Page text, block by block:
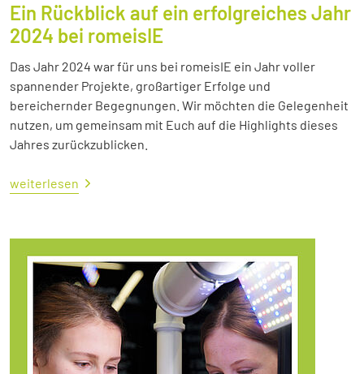
Ein Rückblick auf ein erfolgreiches Jahr
2024 bei romeisIE
Das Jahr 2024 war für uns bei romeisIE ein Jahr voller
spannender Projekte, großartiger Erfolge und
bereichernder Begegnungen. Wir möchten die Gelegenheit
nutzen, um gemeinsam mit Euch auf die Highlights dieses
Jahres zurückzublicken.
weiterlesen